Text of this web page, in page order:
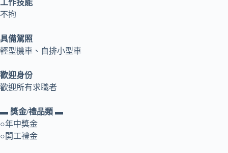
工作技能
不拘
具備駕照
輕型機車、自排小型車
歡迎身份
歡迎所有求職者
▬ 獎金/禮品類 ▬
○年中獎金
○開工禮金